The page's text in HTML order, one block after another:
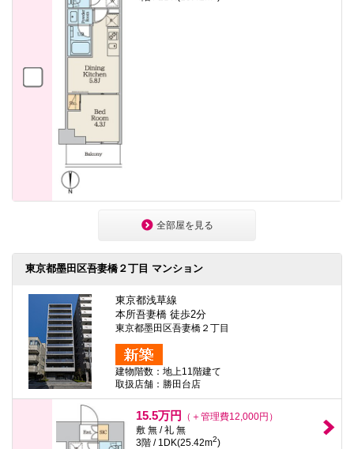
全部屋を見る
東京都墨田区吾妻橋２丁目 マンション
東京都浅草線
本所吾妻橋 徒歩2分
東京都墨田区吾妻橋２丁目
建物階数：地上11階建て
取扱店舗：勝田台店
15.5万円
（＋管理費12,000円）
敷 無 / 礼 無
3階 / 1DK(25.42m2)